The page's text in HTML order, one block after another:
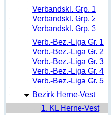
Verbandskl. Grp. 1
Verbandskl. Grp. 2
Verbandskl. Grp. 3
Verb.-Bez.-Liga Gr. 1
Verb.-Bez.-Liga Gr. 2
Verb.-Bez.-Liga Gr. 3
Verb.-Bez.-Liga Gr. 4
Verb.-Bez.-Liga Gr. 5
Bezirk Herne-Vest
1. KL Herne-Vest